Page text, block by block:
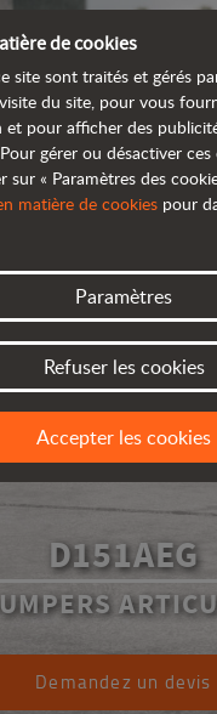
D151AEG
Demandez un devis
de cookies
site sont traités et gérés
du site, pour vous
et pour afficher des
gérer ou désactiver
sur « Paramètres des
matière de cookies pour
Paramètres
Refuser les cookies
Accepter les cookies